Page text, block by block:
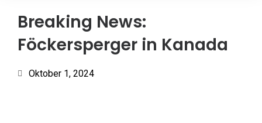
Breaking News:
Föckersperger in Kanada
Oktober 1, 2024